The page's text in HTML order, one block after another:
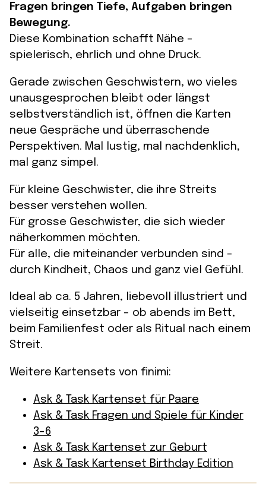
Fragen bringen Tiefe, Aufgaben bringen
Bewegung.
Diese Kombination schafft Nähe –
spielerisch, ehrlich und ohne Druck.
Gerade zwischen Geschwistern, wo vieles
unausgesprochen bleibt oder längst
selbstverständlich ist, öffnen die Karten
neue Gespräche und überraschende
Perspektiven. Mal lustig, mal nachdenklich,
mal ganz simpel.
Für kleine Geschwister, die ihre Streits
besser verstehen wollen.
Für grosse Geschwister, die sich wieder
näherkommen möchten.
Für alle, die miteinander verbunden sind –
durch Kindheit, Chaos und ganz viel Gefühl.
Ideal ab ca. 5 Jahren, liebevoll illustriert und
vielseitig einsetzbar – ob abends im Bett,
beim Familienfest oder als Ritual nach einem
Streit.
Weitere Kartensets von finimi:
Ask & Task Kartenset für Paare
Ask & Task Fragen und Spiele für Kinder
3-6
Ask & Task Kartenset zur Geburt
Ask & Task Kartenset Birthday Edition